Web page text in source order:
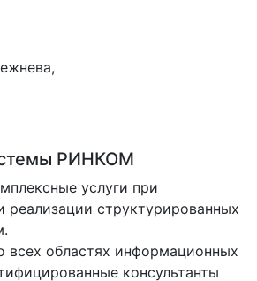
РИНКОМ
услуги при
реализации структурированных
всех областях информационных
консультанты